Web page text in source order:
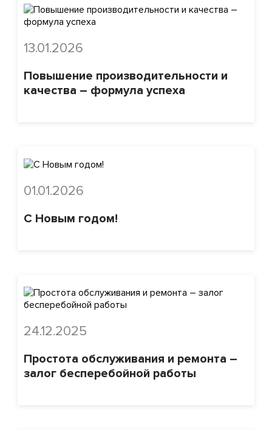
13.01.2026
Повышение производительности и
качества – формула успеха
01.01.2026
С Новым годом!
24.12.2025
Простота обслуживания и ремонта –
залог бесперебойной работы